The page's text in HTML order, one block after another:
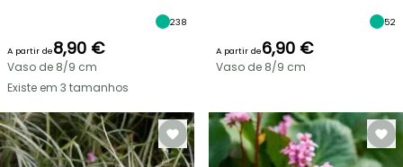
238
A partir de8,90 €
Vaso de 8/9 cm
Existe em 3 tamanhos
52
A partir de6,90 €
Vaso de 8/9 cm